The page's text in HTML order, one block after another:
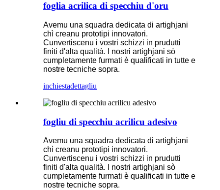
foglia acrilica di specchiu d'oru
Avemu una squadra dedicata di artighjani
chì creanu prototipi innovatori.
Cunvertiscenu i vostri schizzi in prudutti
finiti d'alta qualità. I ​​nostri artighjani sò
cumpletamente furmati è qualificati in tutte e
nostre tecniche sopra.
inchiestadettagliu
fogliu di specchiu acrilicu adesivo
Avemu una squadra dedicata di artighjani
chì creanu prototipi innovatori.
Cunvertiscenu i vostri schizzi in prudutti
finiti d'alta qualità. I ​​nostri artighjani sò
cumpletamente furmati è qualificati in tutte e
nostre tecniche sopra.